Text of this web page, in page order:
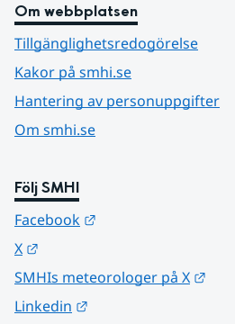
Om webbplatsen
Tillgänglighetsredogörelse
Kakor på smhi.se
Hantering av personuppgifter
Om smhi.se
Följ SMHI
Facebook
X
SMHIs meteorologer på X
Linkedin